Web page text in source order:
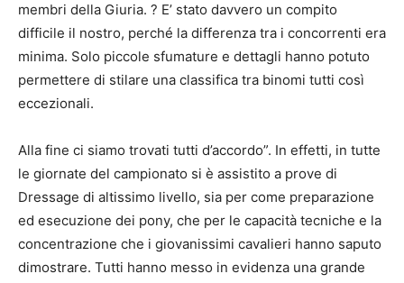
membri della Giuria. ? E’ stato davvero un compito
difficile il nostro, perché la differenza tra i concorrenti era
minima. Solo piccole sfumature e dettagli hanno potuto
permettere di stilare una classifica tra binomi tutti così
eccezionali.
Alla fine ci siamo trovati tutti d’accordo”. In effetti, in tutte
le giornate del campionato si è assistito a prove di
Dressage di altissimo livello, sia per come preparazione
ed esecuzione dei pony, che per le capacità tecniche e la
concentrazione che i giovanissimi cavalieri hanno saputo
dimostrare. Tutti hanno messo in evidenza una grande